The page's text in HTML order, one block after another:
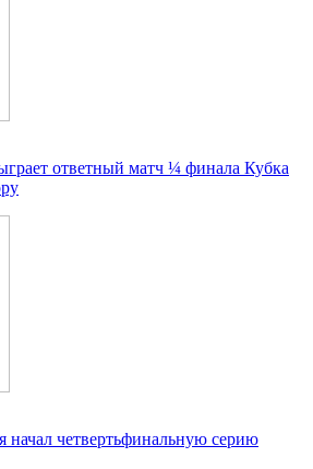
ответный матч ¼ финала Кубка
начал четвертьфинальную серию